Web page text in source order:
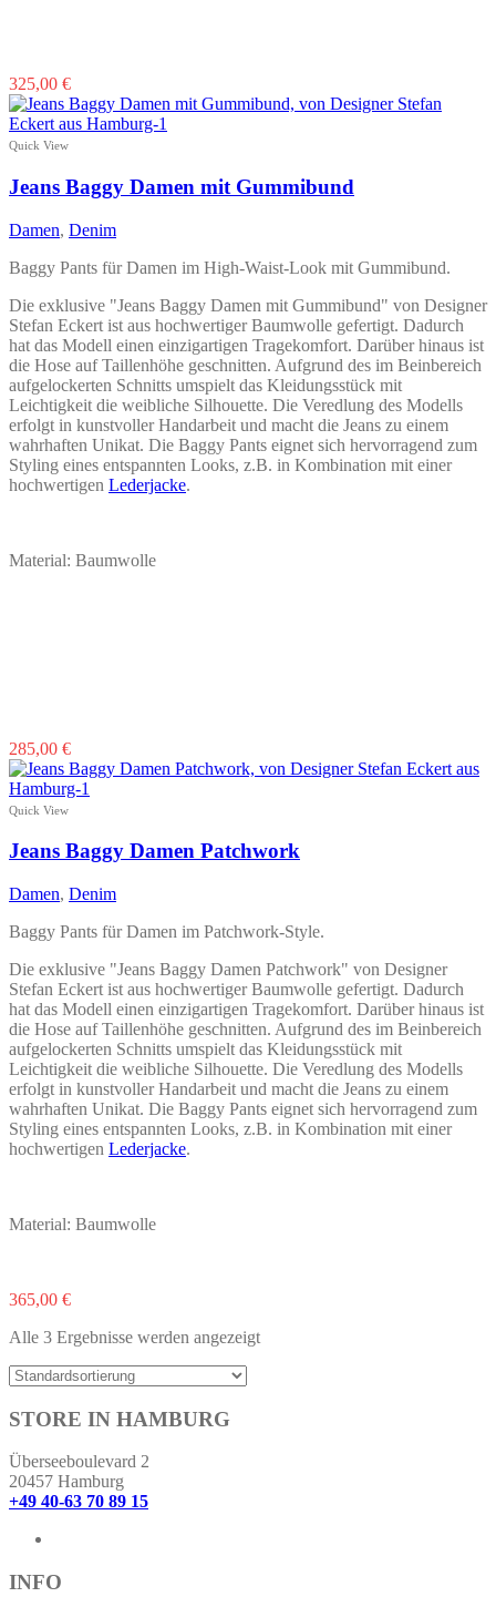
325,00 €Dieses
Produkt
weist
auf.
Die
Optionen
können
auf
Produktseite
gewählt
werden
Quick View
Jeans Baggy Damen mit Gummibund
Damen, Denim
Baggy Pants für Damen im High-Waist-Look mit Gummibund.
Die exklusive "Jeans Baggy Damen mit Gummibund" von Designer
Stefan Eckert ist aus hochwertiger Baumwolle gefertigt. Dadurch
hat das Modell einen einzigartigen Tragekomfort. Darüber hinaus ist
die Hose auf Taillenhöhe geschnitten. Aufgrund des im Beinbereich
aufgelockerten Schnitts umspielt das Kleidungsstück mit
Leichtigkeit die weibliche Silhouette. Die Veredlung des Modells
erfolgt in kunstvoller Handarbeit und macht die Jeans zu einem
wahrhaften Unikat. Die Baggy Pants eignet sich hervorragend zum
Styling eines entspannten Looks, z.B. in Kombination mit einer
hochwertigen Lederjacke.
Material: Baumwolle
285,00 €Dieses
Produkt
weist
auf.
Die
Optionen
können
auf
Produktseite
gewählt
werden
Quick View
Jeans Baggy Damen Patchwork
Damen, Denim
Baggy Pants für Damen im Patchwork-Style.
Die exklusive "Jeans Baggy Damen Patchwork" von Designer
Stefan Eckert ist aus hochwertiger Baumwolle gefertigt. Dadurch
hat das Modell einen einzigartigen Tragekomfort. Darüber hinaus ist
die Hose auf Taillenhöhe geschnitten. Aufgrund des im Beinbereich
aufgelockerten Schnitts umspielt das Kleidungsstück mit
Leichtigkeit die weibliche Silhouette. Die Veredlung des Modells
erfolgt in kunstvoller Handarbeit und macht die Jeans zu einem
wahrhaften Unikat. Die Baggy Pants eignet sich hervorragend zum
Styling eines entspannten Looks, z.B. in Kombination mit einer
hochwertigen Lederjacke.
Material: Baumwolle
365,00 €Dieses
weist
Varianten
Die
können
auf
der
Alle 3 Ergebnisse werden angezeigt
STORE IN HAMBURG
Überseeboulevard 2
20457 Hamburg
+49 40-63 70 89 15
INFO